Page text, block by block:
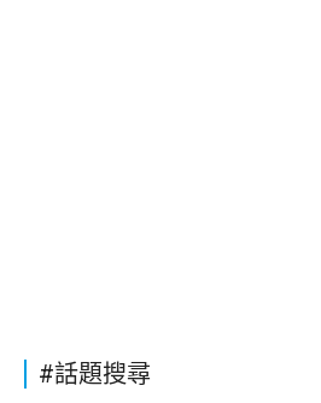
#話題搜尋